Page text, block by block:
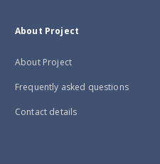
About Project
About Project
Frequently asked questions
Contact details